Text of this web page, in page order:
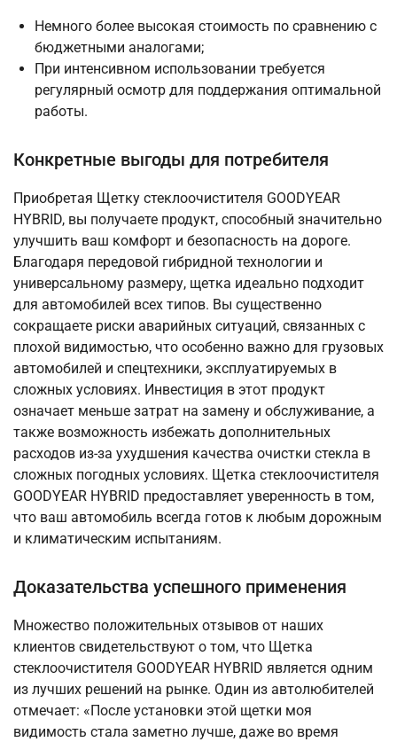
Немного более высокая стоимость по сравнению с
бюджетными аналогами;
При интенсивном использовании требуется
регулярный осмотр для поддержания оптимальной
работы.
Конкретные выгоды для потребителя
Приобретая Щетку стеклоочистителя GOODYEAR
HYBRID, вы получаете продукт, способный значительно
улучшить ваш комфорт и безопасность на дороге.
Благодаря передовой гибридной технологии и
универсальному размеру, щетка идеально подходит
для автомобилей всех типов. Вы существенно
сокращаете риски аварийных ситуаций, связанных с
плохой видимостью, что особенно важно для грузовых
автомобилей и спецтехники, эксплуатируемых в
сложных условиях. Инвестиция в этот продукт
означает меньше затрат на замену и обслуживание, а
также возможность избежать дополнительных
расходов из-за ухудшения качества очистки стекла в
сложных погодных условиях. Щетка стеклоочистителя
GOODYEAR HYBRID предоставляет уверенность в том,
что ваш автомобиль всегда готов к любым дорожным
и климатическим испытаниям.
Доказательства успешного применения
Множество положительных отзывов от наших
клиентов свидетельствуют о том, что Щетка
стеклоочистителя GOODYEAR HYBRID является одним
из лучших решений на рынке. Один из автолюбителей
отмечает: «После установки этой щетки моя
видимость стала заметно лучше, даже во время